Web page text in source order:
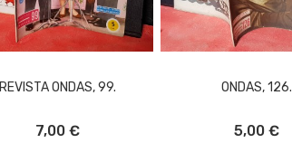
REVISTA ONDAS, 99.
7,00 €
ONDAS, 126.
5,00 €